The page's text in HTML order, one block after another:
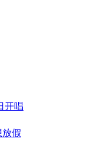
开唱
放假